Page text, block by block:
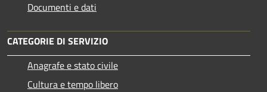
Documenti e dati
CATEGORIE DI SERVIZIO
Anagrafe e stato civile
Cultura e tempo libero